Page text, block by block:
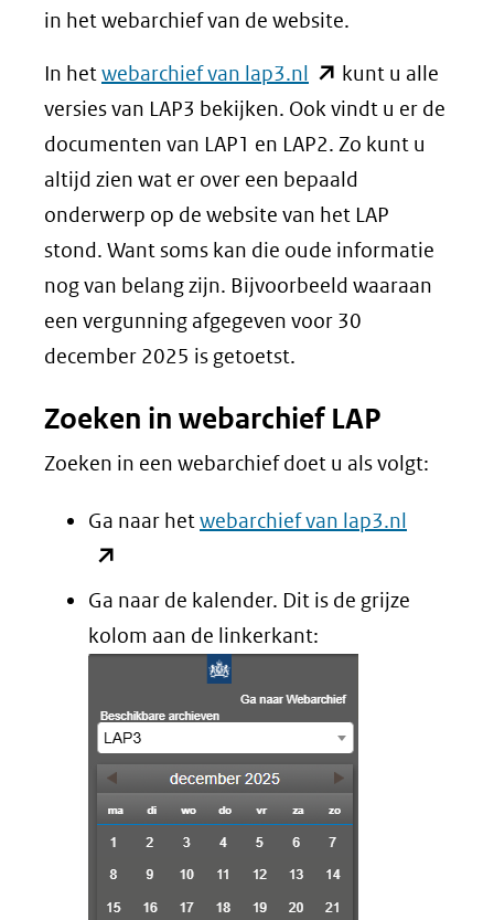
in het webarchief van de website.
In hetwebarchief van lap3.nl (opent
in
nieuw
venster)
(verwijst
naar
een
andere
kunt u alle
versies van LAP3 bekijken. Ook vindt u er de
documenten van LAP1 en LAP2. Zo kunt u
altijd zien wat er over een bepaald
onderwerp op de website van het LAP
stond. Want soms kan die oude informatie
nog van belang zijn. Bijvoorbeeld waaraan
een vergunning afgegeven voor 30
december 2025 is getoetst.
Zoeken in webarchief LAP
Zoeken in een webarchief doet u als volgt:
Ga naar hetwebarchief van lap3.nl
nieuw
Ga naar de kalender. Dit is de grijze
kolom aan de linkerkant: